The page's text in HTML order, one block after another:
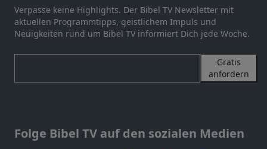
Verpasse keine Highlights. Der Bibel TV Newsletter mit
aktuellen Programmtipps, geistlichem Impuls und
Neuigkeiten rund um Bibel TV informiert Dich jede Woche.
Gratis
anfordern
Folge Bibel TV auf den sozialen Medien